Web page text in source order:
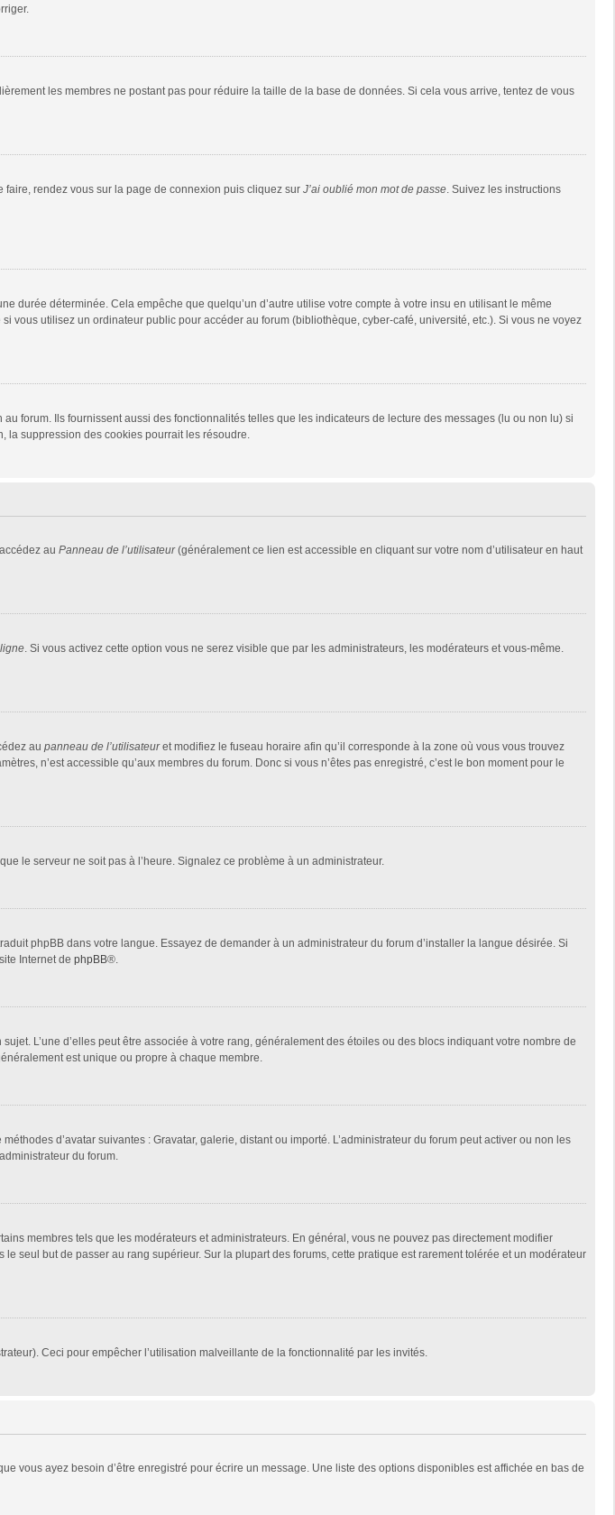
les membres ne postant pas pour réduire la taille de la base de données. Si cela vous arrive, tentez de vous
rendez vous sur la page de connexion puis cliquez sur J’ai oublié mon mot de passe. Suivez les instructions
durée déterminée. Cela empêche que quelqu’un d’autre utilise votre compte à votre insu en utilisant le même
vous utilisez un ordinateur public pour accéder au forum (bibliothèque, cyber-café, université, etc.). Si vous ne voyez
forum. Ils fournissent aussi des fonctionnalités telles que les indicateurs de lecture des messages (lu ou non lu) si
la suppression des cookies pourrait les résoudre.
au Panneau de l’utilisateur(généralement ce lien est accessible en cliquant sur votre nom d’utilisateur en haut
. Si vous activez cette option vous ne serez visible que par les administrateurs, les modérateurs et vous-même.
au panneau de l’utilisateuret modifiez le fuseau horaire afin qu’il corresponde à la zone où vous vous trouvez
n’est accessible qu’aux membres du forum. Donc si vous n’êtes pas enregistré, c’est le bon moment pour le
le serveur ne soit pas à l’heure. Signalez ce problème à un administrateur.
phpBB dans votre langue. Essayez de demander à un administrateur du forum d’installer la langue désirée. Si
Internet de phpBB®.
L’une d’elles peut être associée à votre rang, généralement des étoiles ou des blocs indiquant votre nombre de
est unique ou propre à chaque membre.
d’avatar suivantes : Gravatar, galerie, distant ou importé. L’administrateur du forum peut activer ou non les
du forum.
membres tels que les modérateurs et administrateurs. En général, vous ne pouvez pas directement modifier
seul but de passer au rang supérieur. Sur la plupart des forums, cette pratique est rarement tolérée et un modérateur
Ceci pour empêcher l’utilisation malveillante de la fonctionnalité par les invités.
vous ayez besoin d’être enregistré pour écrire un message. Une liste des options disponibles est affichée en bas de